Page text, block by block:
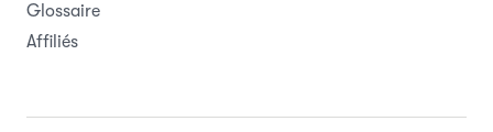
Glossaire
Affiliés